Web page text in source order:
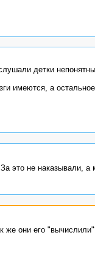
детки
имеются, а
это не наказывали, а
же они его